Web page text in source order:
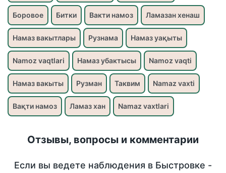
Боровое Битки Вакти намоз Ламазан хенаш
Намаз вакытлары Рузнама Намаз уақыты
Namoz vaqtlari Намаз убактысы Namoz vaqti
Намаз вакыты Рузман Таквим Namaz vaxti
Вақти намоз Ламаз хан Namaz vaxtlari
Отзывы, вопросы и комментарии
Если вы ведете наблюдения в Быстровке -